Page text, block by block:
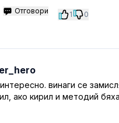
Отговори 1 0
винаги се
ако кирил и методий